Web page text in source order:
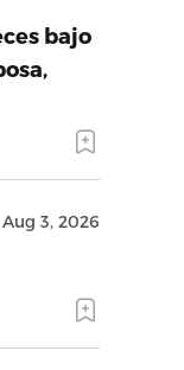
bajo
Aug 3, 2026